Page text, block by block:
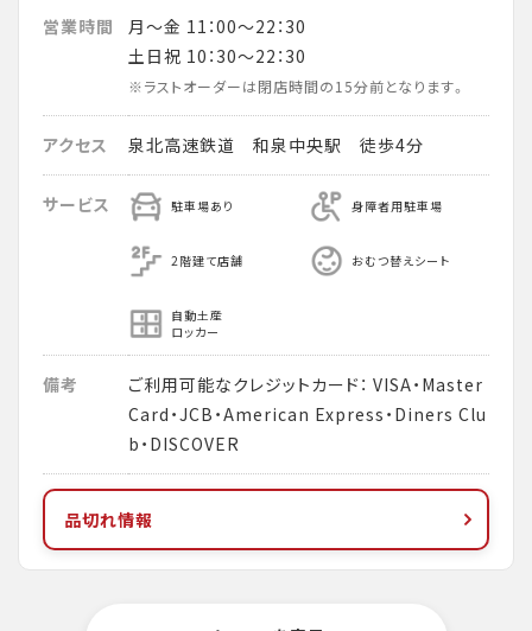
営業時間
月～金 11：00～22：30
土日祝 10：30～22：30
※ラストオーダーは閉店時間の15分前となります。
アクセス 泉北高速鉄道 和泉中央駅 徒歩4分
サービス 駐車場あり 身障者用駐車場
2階建て店舗 おむつ替えシート
自動土産
ロッカー
備考
ご利用可能なクレジットカード： VISA・Master
Card・JCB・American Express・Diners Clu
b・DISCOVER
品切れ情報